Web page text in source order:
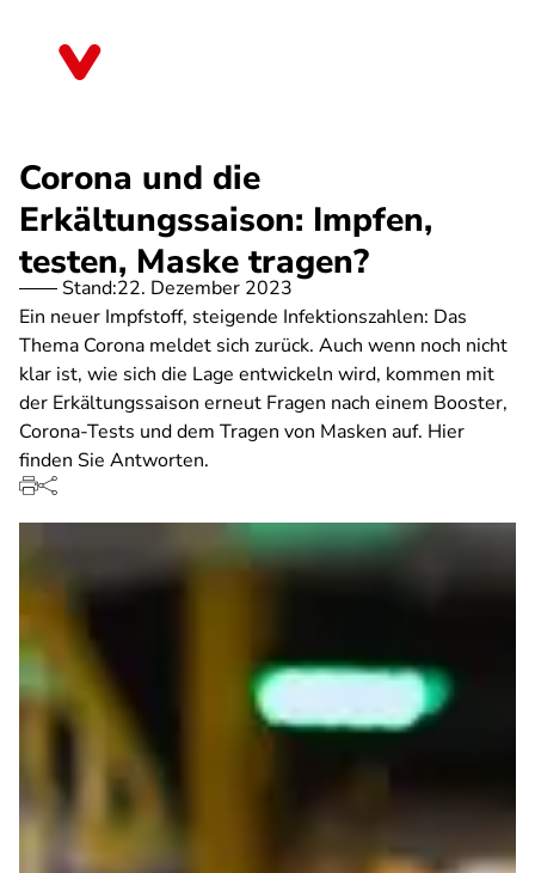
Corona und die
Erkältungssaison: Impfen,
testen, Maske tragen?
Stand:22. Dezember 2023
Ein neuer Impfstoff, steigende Infektionszahlen: Das
Thema Corona meldet sich zurück. Auch wenn noch nicht
klar ist, wie sich die Lage entwickeln wird, kommen mit
der Erkältungssaison erneut Fragen nach einem Booster,
Corona-Tests und dem Tragen von Masken auf. Hier
finden Sie Antworten.